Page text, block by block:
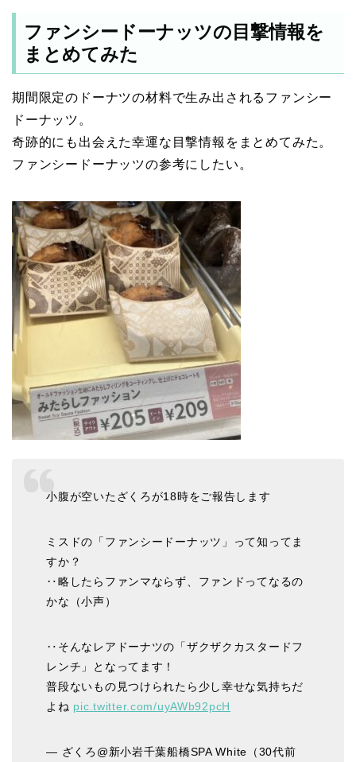
ファンシードーナッツの目撃情報を
まとめてみた
期間限定のドーナツの材料で生み出されるファンシー
ドーナッツ。
奇跡的にも出会えた幸運な目撃情報をまとめてみた。
ファンシードーナッツの参考にしたい。
小腹が空いたざくろが18時をご報告します
ミスドの「ファンシードーナッツ」って知ってま
すか？
‥略したらファンマならず、ファンドってなるの
かな（小声）
‥そんなレアドーナツの「ザクザクカスタードフ
レンチ」となってます！
普段ないもの見つけられたら少し幸せな気持ちだ
よね pic.twitter.com/uyAWb92pcH
— ざくろ@新小岩千葉船橋SPA White（30代前